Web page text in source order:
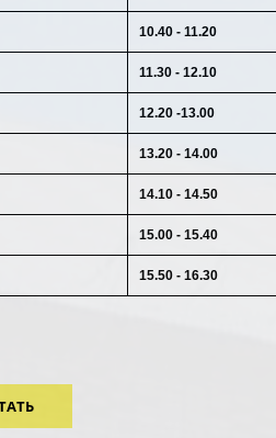
10.40 - 11.20
11.30 - 12.10
12.20 -13.00
13.20 - 14.00
14.10 - 14.50
15.00 - 15.40
15.50 - 16.30